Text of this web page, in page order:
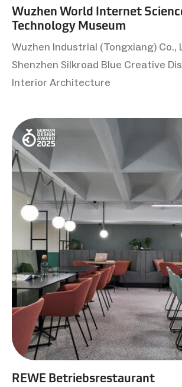
Wuzhen World Internet
Technology Museum
Wuzhen Industrial (Tongxiang) Co.,
Shenzhen Silkroad Blue Creative
Interior Architecture
REWE Betriebsrestaurant